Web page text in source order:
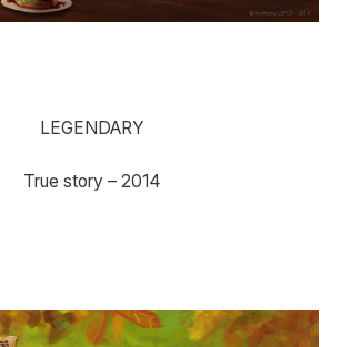
LEGENDARY
True story – 2014